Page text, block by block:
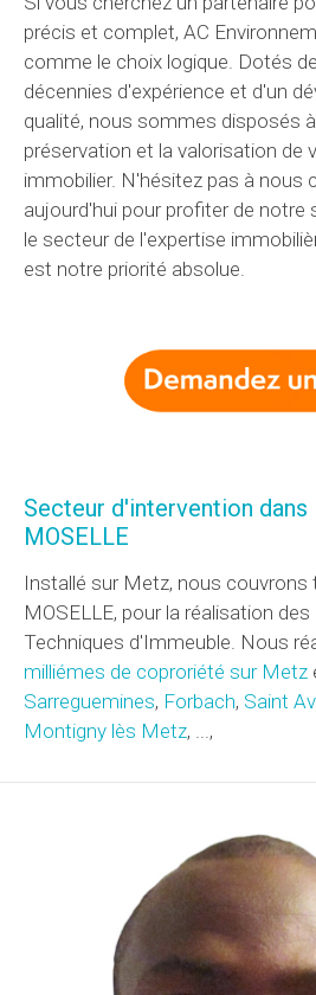
précis et complet, AC
comme le choix logique. Dotés
décennies d'expérience et d'un
qualité, nous sommes disposés
préservation et la valorisation de
immobilier. N'hésitez pas à nous
aujourd'hui pour profiter de notre
le secteur de l'expertise
est notre priorité absolue.
Secteur d'intervention
MOSELLE
Installé sur Metz, nous
MOSELLE, pour la réalisation
Techniques d'Immeuble. Nous
milliémes de coproriété sur Metz
Sarreguemines, Forbach, Saint
Montigny lès Metz, ...,